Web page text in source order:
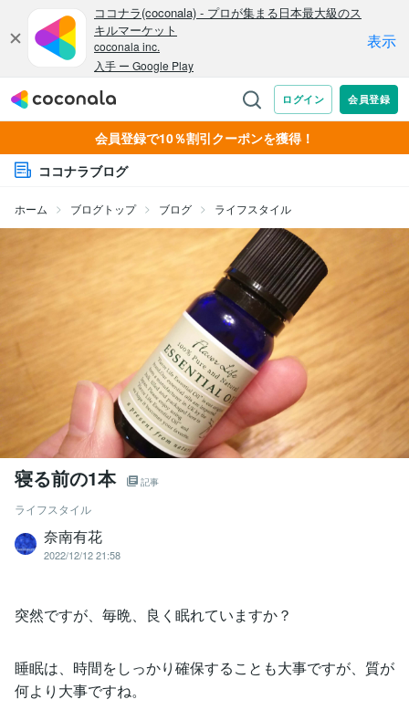
会員登録で10％割引クーポンを獲得！
ココナラブログ
ホーム ブログトップ ブログ ライフスタイル
寝る前の1本 記事
ライフスタイル
奈南有花
2022/12/12 21:58
突然ですが、毎晩、良く眠れていますか？
睡眠は、時間をしっかり確保することも大事ですが、質が
何より大事ですね。